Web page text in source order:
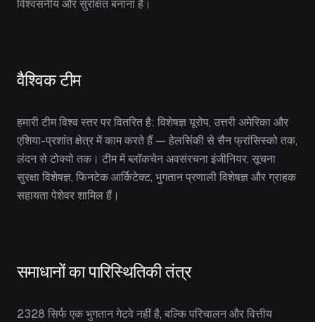
विश्वसनीय और सुरक्षित बनाना है।
वैश्विक टीम
हमारी टीम विश्व स्तर पर वितरित है: विशेषज्ञ यूरोप, उत्तरी अमेरिका और
एशिया-प्रशांत क्षेत्र में काम करते हैं — हेलसिंकी से सैन फ्रांसिस्को तक,
लंदन से टोक्यो तक। टीम में ब्लॉकचेन अवसंरचना इंजीनियर, सूचना
सुरक्षा विशेषज्ञ, फिनटेक आर्किटेक्ट, भुगतान प्रणाली विशेषज्ञ और ग्राहक
सहायता पेशेवर शामिल हैं।
समाधानों का पारिस्थितिकी तंत्र
2328 सिर्फ एक भुगतान गेटवे नहीं है, बल्कि परिचालन और वित्तीय